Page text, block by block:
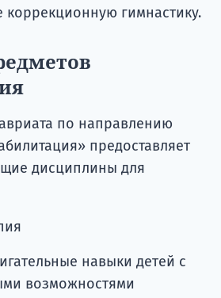
коррекционную гимнастику.
по направлению
предоставляет
дисциплины для
навыки детей с
возможностями